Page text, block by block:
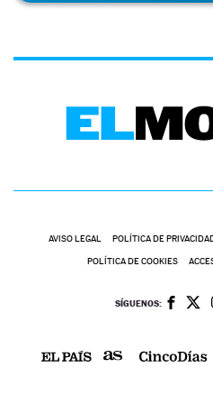
AVISO LEGAL POLÍTICA DE
POLÍTICA DE COOKIES
SÍGUENOS: